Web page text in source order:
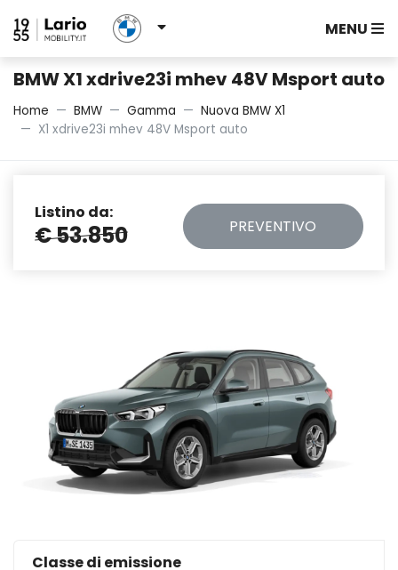
MENU
BMW X1 xdrive23i mhev 48V Msport auto
Home BMW Gamma
Nuova BMW X1
X1 xdrive23i mhev 48V Msport auto
Listino da:
€ 53.850 PREVENTIVO
Classe di emissione